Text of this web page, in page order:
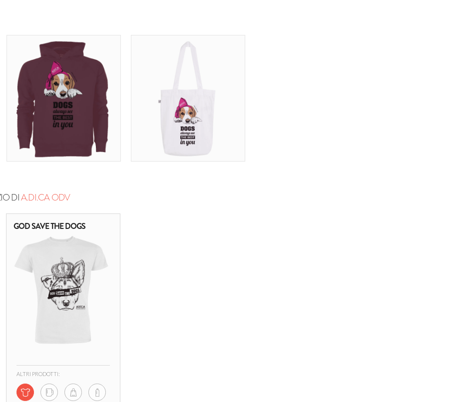
DIA.DI.CA ODV
GOD SAVE THE DOGS
ALTRI PRODOTTI: